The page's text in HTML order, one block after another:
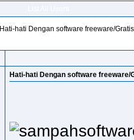
Hati-hati Dengan software freeware/Gratis
Hati-hati Dengan software freeware/